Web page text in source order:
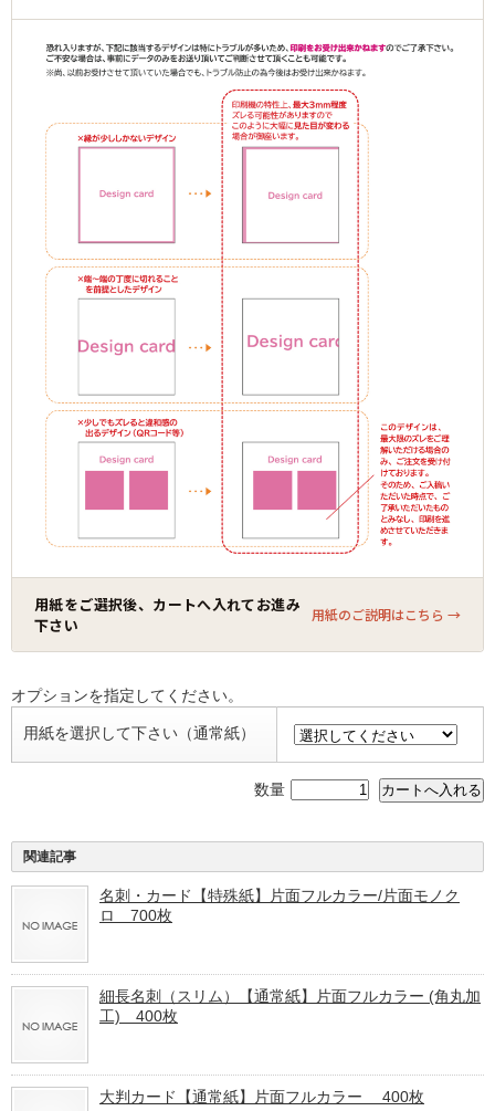
用紙をご選択後、カートへ入れてお進み
下さい
用紙のご説明はこちら →
オプションを指定してください。
用紙を選択して下さい（通常紙）
数量
関連記事
名刺・カード【特殊紙】片面フルカラー/片面モノク
ロ 700枚
細長名刺（スリム）【通常紙】片面フルカラー (角丸加
工) 400枚
大判カード【通常紙】片面フルカラー 400枚